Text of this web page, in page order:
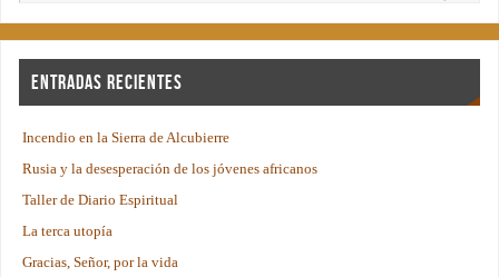
Entradas recientes
Incendio en la Sierra de Alcubierre
Rusia y la desesperación de los jóvenes africanos
Taller de Diario Espiritual
La terca utopía
Gracias, Señor, por la vida